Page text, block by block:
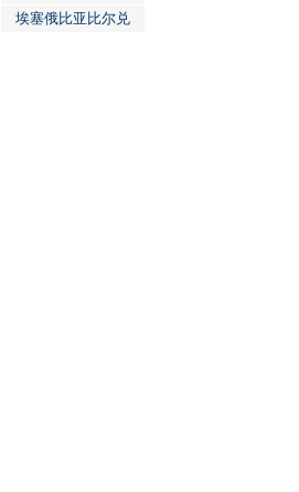
埃塞俄比亚比尔兑